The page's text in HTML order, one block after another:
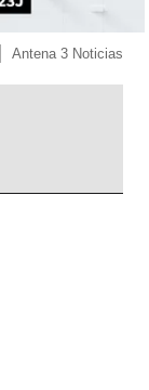
Antena 3 Noticias